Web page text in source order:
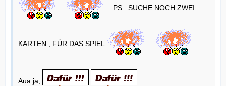
PS : SUCHE NOCH ZWEI
KARTEN , FÜR DAS SPIEL
Aua ja,